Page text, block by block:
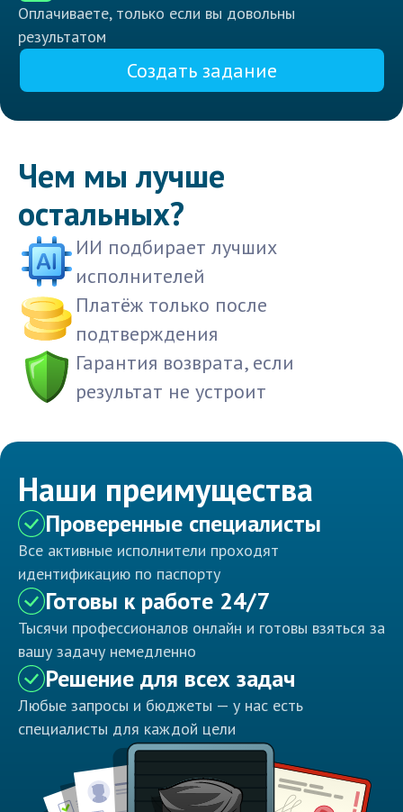
Оплачиваете, только если вы довольны
результатом
Создать задание
Чем мы лучше
остальных?
ИИ подбирает лучших
исполнителей
Платёж только после
подтверждения
Гарантия возврата, если
результат не устроит
Наши преимущества
Проверенные специалисты
Все активные исполнители проходят
идентификацию по паспорту
Готовы к работе 24/7
Тысячи профессионалов онлайн и готовы взяться за
вашу задачу немедленно
Решение для всех задач
Любые запросы и бюджеты — у нас есть
специалисты для каждой цели